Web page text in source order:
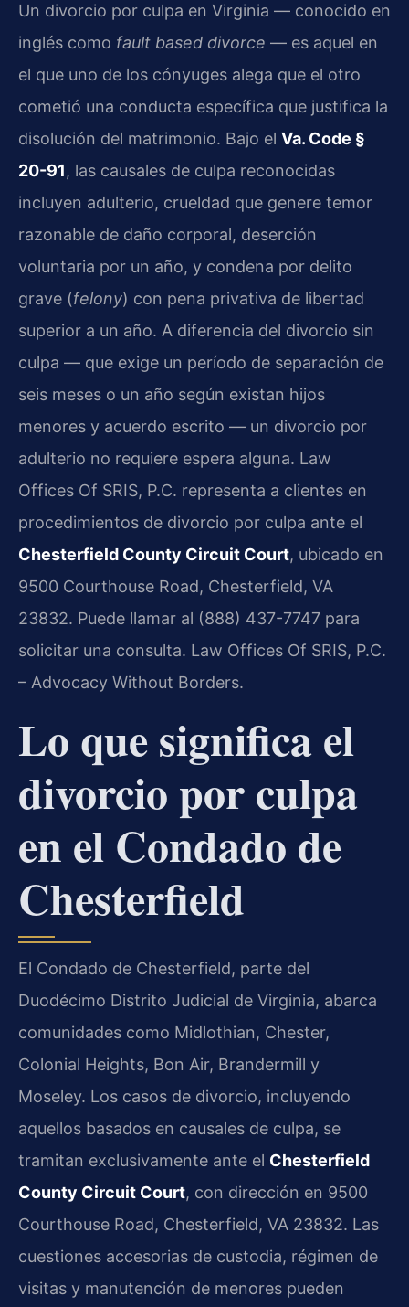
Un divorcio por culpa en Virginia — conocido en
inglés como fault based divorce — es aquel en
el que uno de los cónyuges alega que el otro
cometió una conducta específica que justifica la
disolución del matrimonio. Bajo el Va. Code §
20-91, las causales de culpa reconocidas
incluyen adulterio, crueldad que genere temor
razonable de daño corporal, deserción
voluntaria por un año, y condena por delito
grave (felony) con pena privativa de libertad
superior a un año. A diferencia del divorcio sin
culpa — que exige un período de separación de
seis meses o un año según existan hijos
menores y acuerdo escrito — un divorcio por
adulterio no requiere espera alguna. Law
Offices Of SRIS, P.C. representa a clientes en
procedimientos de divorcio por culpa ante el
Chesterfield County Circuit Court, ubicado en
9500 Courthouse Road, Chesterfield, VA
23832. Puede llamar al (888) 437-7747 para
solicitar una consulta. Law Offices Of SRIS, P.C.
– Advocacy Without Borders.
Lo que significa el
divorcio por culpa
en el Condado de
Chesterfield
El Condado de Chesterfield, parte del
Duodécimo Distrito Judicial de Virginia, abarca
comunidades como Midlothian, Chester,
Colonial Heights, Bon Air, Brandermill y
Moseley. Los casos de divorcio, incluyendo
aquellos basados en causales de culpa, se
tramitan exclusivamente ante el Chesterfield
County Circuit Court, con dirección en 9500
Courthouse Road, Chesterfield, VA 23832. Las
cuestiones accesorias de custodia, régimen de
visitas y manutención de menores pueden